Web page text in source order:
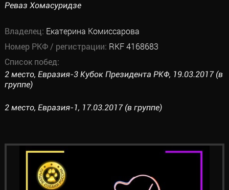
Реваз Хомасуридзе
Владелец: Екатерина Комиссарова
Номер РКФ / регистрации: RKF 4168683
Список побед:
2 место, Евразия-3 Кубок Президента РКФ, 19.03.2017 (в
группе)
2 место, Евразия-1, 17.03.2017 (в группе)